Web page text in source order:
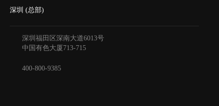
深圳 (总部)
深圳福田区深南大道6013号
中国有色大厦713-715
400-800-9385